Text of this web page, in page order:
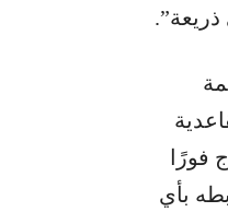
فورًا
بأي